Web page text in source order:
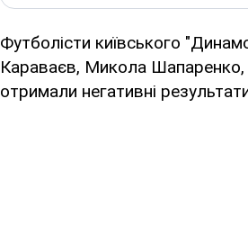
Футболісти київського
Караваєв, Микола Шапаренко,
отримали негативні